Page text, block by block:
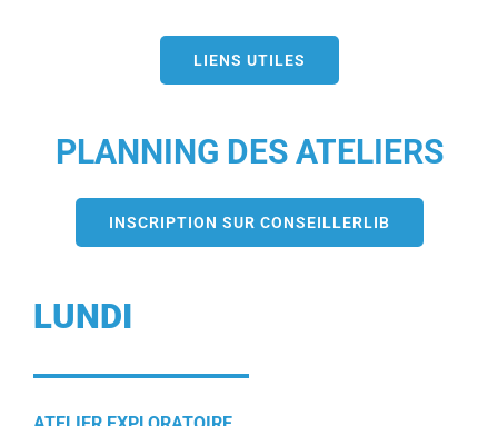
LIENS UTILES
PLANNING DES ATELIERS
INSCRIPTION SUR CONSEILLERLIB
LUNDI